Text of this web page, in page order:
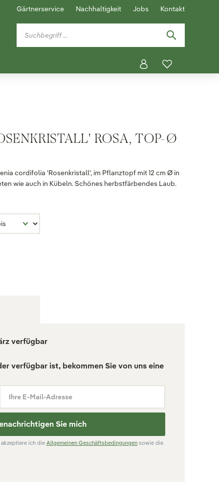
Gärtnerservice Nachhaltigkeit Jobs Kontakt
ROSA, TOP-Ø
cordifolia 'Rosenkristall', im Pflanztopf mit 12 cm Ø in
wie auch in Kübeln. Schönes herbstfärbendes Laub.
verfügbar
verfügbar ist, bekommen Sie von uns eine
Ihre E-Mail-Adresse
Sie mich
ich die Allgemeinen Geschäftsbedingungen sowie die